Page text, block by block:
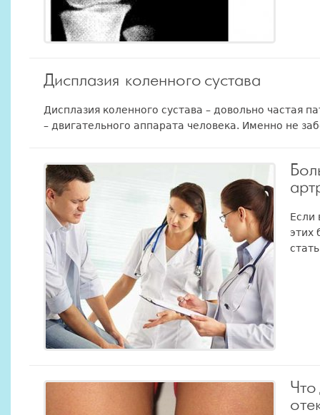
Дисплазия коленного сустава
Дисплазия коленного сустава – довольно частая
– двигательного аппарата человека. Именно не
Если
этих
Что